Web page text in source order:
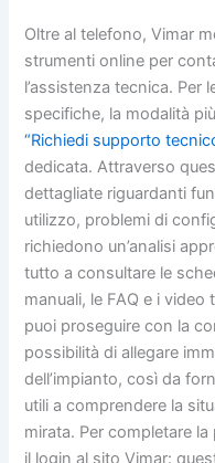
Oltre al telefono, Vimar
strumenti online per
l’assistenza tecnica.
specifiche, la modalità
“Richiedi supporto
dedicata. Attraverso
dettagliate riguardanti
utilizzo, problemi di
richiedono un’analisi
tutto a consultare le
manuali, le FAQ e i
puoi proseguire con la
possibilità di allegare
dell’impianto, così da
utili a comprendere la
mirata. Per completare
il login al sito Vimar: